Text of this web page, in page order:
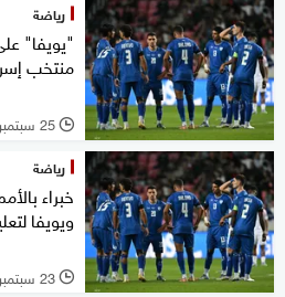
رياضة
"يويفا"
منتخب
l 25 سبتمبر 2025
رياضة
خبراء
ويويفا
l 23 سبتمبر 2025